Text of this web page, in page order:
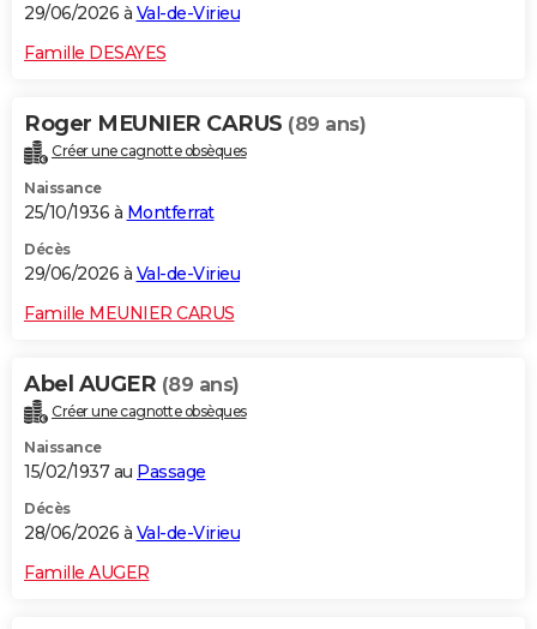
29/06/2026 à Val-de-Virieu
Famille DESAYES
Roger MEUNIER CARUS (89 ans)
Créer une cagnotte obsèques
Naissance
25/10/1936 à Montferrat
Décès
29/06/2026 à Val-de-Virieu
Famille MEUNIER CARUS
Abel AUGER (89 ans)
Créer une cagnotte obsèques
Naissance
15/02/1937 au Passage
Décès
28/06/2026 à Val-de-Virieu
Famille AUGER